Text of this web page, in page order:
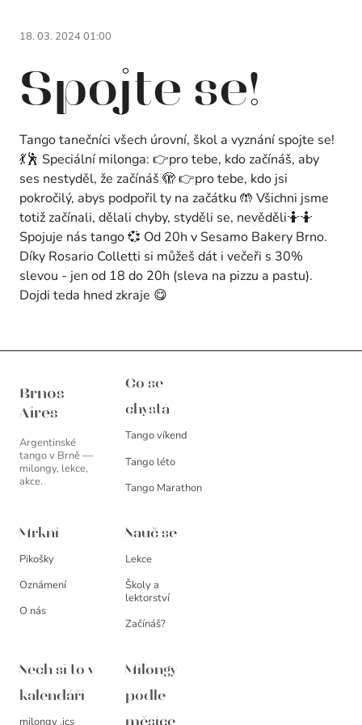
18. 03. 2024 01:00
Spojte se!
Tango tanečníci všech úrovní, škol a vyznání spojte se!
💃🕺 Speciální milonga: 👉pro tebe, kdo začínáš, aby
ses nestyděl, že začínáš 🫣 👉pro tebe, kdo jsi
pokročilý, abys podpořil ty na začátku 🤲 Všichni jsme
totiž začínali, dělali chyby, styděli se, nevěděli🤷🤷
Spojuje nás tango 💞 Od 20h v Sesamo Bakery Brno.
Díky Rosario Colletti si můžeš dát i večeři s 30%
slevou - jen od 18 do 20h (sleva na pizzu a pastu).
Dojdi teda hned zkraje 😋
Brnos
Aires
Argentinské
tango v Brně —
milongy, lekce,
akce.
Co se
chystá
Tango víkend
Tango léto
Tango Marathon
Mrkni
Pikošky
Oznámení
O nás
Nauč se
Lekce
Školy a
lektorství
Začínáš?
Nech si to v
kalendáři
milongy .ics
Milongy
podle
měsíce